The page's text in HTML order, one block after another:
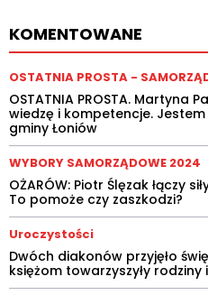
KOMENTOWANE
OSTATNIA PROSTA -
OSTATNIA PROSTA. Martyna
wiedzę i kompetencje.
gminy Łoniów
WYBORY SAMORZĄDOWE 2024
OŻARÓW: Piotr Ślęzak łączy
To pomoże czy zaszkodzi?
Uroczystości
Dwóch diakonów przyjęło
księżom towarzyszyły rodziny